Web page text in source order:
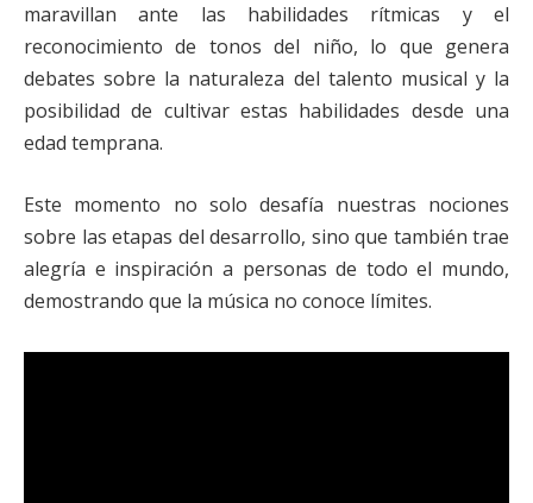
maravillan ante las habilidades rítmicas y el
reconocimiento de tonos del niño, lo que genera
debates sobre la naturaleza del talento musical y la
posibilidad de cultivar estas habilidades desde una
edad temprana.
Este momento no solo desafía nuestras nociones
sobre las etapas del desarrollo, sino que también trae
alegría e inspiración a personas de todo el mundo,
demostrando que la música no conoce límites.